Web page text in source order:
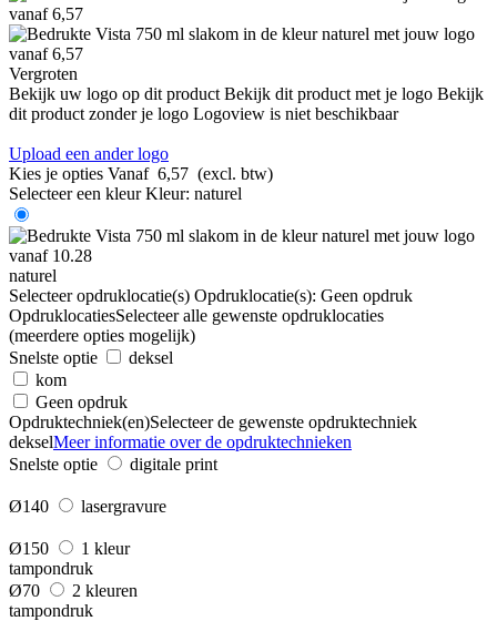
Vergroten
Bekijk uw logo op dit product Bekijk dit product met je logo Bekijk
dit product zonder je logo Logoview is niet beschikbaar
Upload een ander logo
Kies je opties Vanaf 6,57 (excl. btw)
Selecteer een kleur Kleur: naturel
naturel
Selecteer opdruklocatie(s) Opdruklocatie(s): Geen opdruk
OpdruklocatiesSelecteer alle gewenste opdruklocaties
(meerdere opties mogelijk)
Snelste optie
deksel
kom
Geen opdruk
Opdruktechniek(en)Selecteer de gewenste opdruktechniek
dekselMeer informatie over de opdruktechnieken
Snelste optie
digitale print
Ø140 lasergravure
Ø150
1 kleur
tampondruk
Ø70
2 kleuren
tampondruk